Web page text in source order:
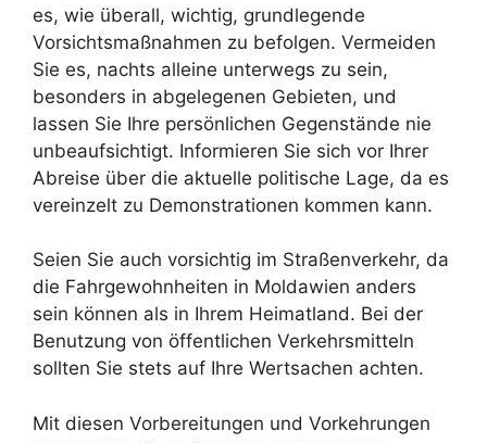
es, wie überall, wichtig, grundlegende
Vorsichtsmaßnahmen zu befolgen. Vermeiden
Sie es, nachts alleine unterwegs zu sein,
besonders in abgelegenen Gebieten, und
lassen Sie Ihre persönlichen Gegenstände nie
unbeaufsichtigt. Informieren Sie sich vor Ihrer
Abreise über die aktuelle politische Lage, da es
vereinzelt zu Demonstrationen kommen kann.
Seien Sie auch vorsichtig im Straßenverkehr, da
die Fahrgewohnheiten in Moldawien anders
sein können als in Ihrem Heimatland. Bei der
Benutzung von öffentlichen Verkehrsmitteln
sollten Sie stets auf Ihre Wertsachen achten.
Mit diesen Vorbereitungen und Vorkehrungen